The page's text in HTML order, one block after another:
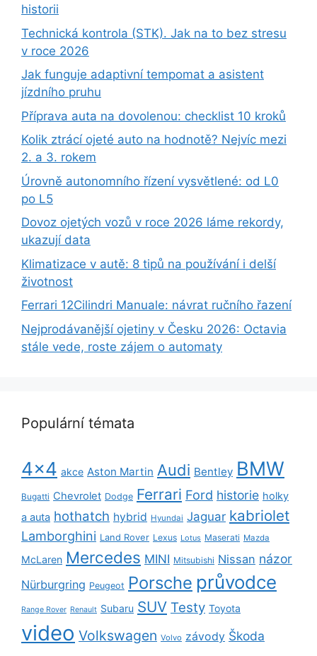
historii
Technická kontrola (STK). Jak na to bez stresu
v roce 2026
Jak funguje adaptivní tempomat a asistent
jízdního pruhu
Příprava auta na dovolenou: checklist 10 kroků
Kolik ztrácí ojeté auto na hodnotě? Nejvíc mezi
2. a 3. rokem
Úrovně autonomního řízení vysvětlené: od L0
po L5
Dovoz ojetých vozů v roce 2026 láme rekordy,
ukazují data
Klimatizace v autě: 8 tipů na používání i delší
životnost
Ferrari 12Cilindri Manuale: návrat ručního řazení
Nejprodávanější ojetiny v Česku 2026: Octavia
stále vede, roste zájem o automaty
Populární témata
4x4 akce Aston Martin Audi Bentley BMW
Bugatti Chevrolet Dodge Ferrari Ford historie holky
a auta hothatch hybrid Hyundai Jaguar kabriolet
Lamborghini Land Rover Lexus Lotus Maserati Mazda
McLaren Mercedes MINI Mitsubishi Nissan názor
Nürburgring Peugeot Porsche průvodce
Range Rover Renault Subaru SUV Testy Toyota
video Volkswagen Volvo závody Škoda